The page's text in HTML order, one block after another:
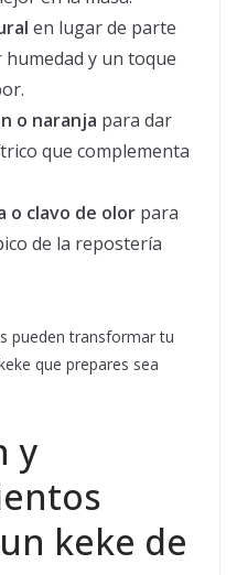
en lugar de parte
y un toque
o naranja para dar
que complementa
o clavo de olor para
de la repostería
pueden transformar tu
que prepares sea
y
keke de